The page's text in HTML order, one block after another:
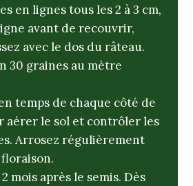
en lignes tous les 2 à 3 cm,
avant de recouvrir,
avec le dos du râteau.
30 graines au mètre
temps de chaque côté de
aérer le sol et contrôler les
Arrosez régulièrement
mois après le semis. Dès